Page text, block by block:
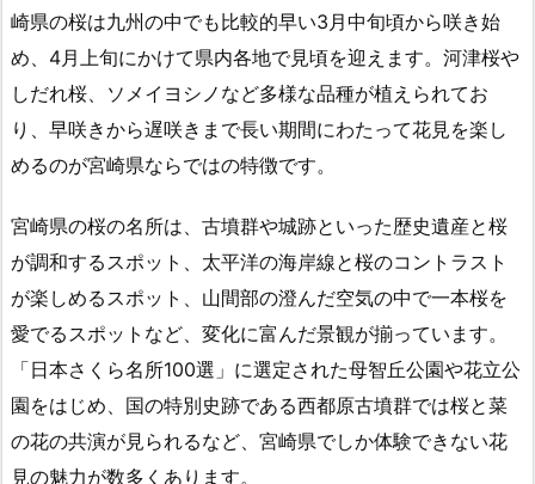
崎県の桜は九州の中でも比較的早い3月中旬頃から咲き始
め、4月上旬にかけて県内各地で見頃を迎えます。河津桜や
しだれ桜、ソメイヨシノなど多様な品種が植えられてお
り、早咲きから遅咲きまで長い期間にわたって花見を楽し
めるのが宮崎県ならではの特徴です。
宮崎県の桜の名所は、古墳群や城跡といった歴史遺産と桜
が調和するスポット、太平洋の海岸線と桜のコントラスト
が楽しめるスポット、山間部の澄んだ空気の中で一本桜を
愛でるスポットなど、変化に富んだ景観が揃っています。
「日本さくら名所100選」に選定された母智丘公園や花立公
園をはじめ、国の特別史跡である西都原古墳群では桜と菜
の花の共演が見られるなど、宮崎県でしか体験できない花
見の魅力が数多くあります。